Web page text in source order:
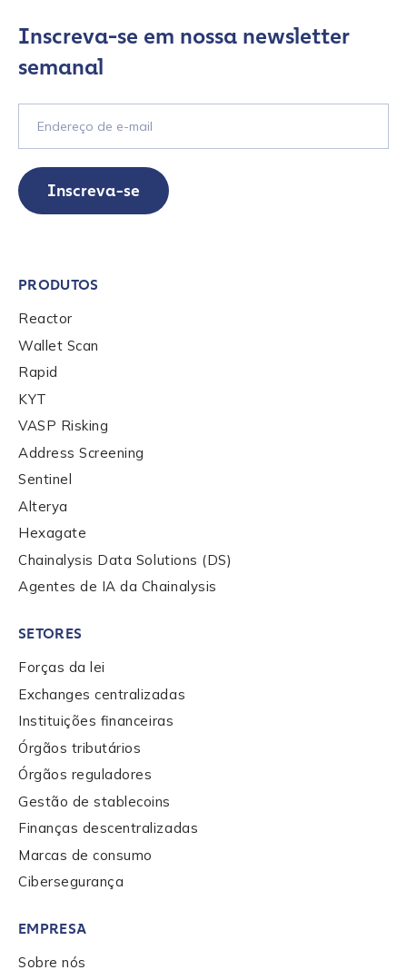
Contact us
Last name
*
Company / Organization Name
Work Email Address
*
Phone Number
Country
Role Function
Inscreva-se em nossa newsletter
semanal
Inscreva-se
PRODUTOS
Reactor
Wallet Scan
Rapid
KYT
VASP Risking
Address Screening
Sentinel
Alterya
Hexagate
Chainalysis Data Solutions (DS)
Agentes de IA da Chainalysis
SETORES
Forças da lei
Exchanges centralizadas
Instituições financeiras
Órgãos tributários
Órgãos reguladores
Gestão de stablecoins
Finanças descentralizadas
Marcas de consumo
Cibersegurança
EMPRESA
Sobre nós